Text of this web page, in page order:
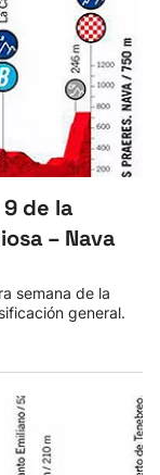
de la
– Nava
semana de la
general.